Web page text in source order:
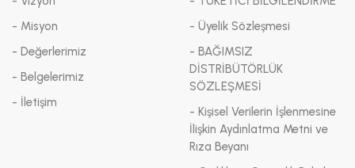
- Misyon
- Değerlerimiz
- Belgelerimiz
- İletişim
- Üyelik Sözleşmesi
- BAĞIMSIZ
DİSTRİBÜTÖRLÜK
SÖZLEŞMESİ
- Kişisel Verilerin İşlenmesine
İlişkin Aydınlatma Metni ve
Rıza Beyanı